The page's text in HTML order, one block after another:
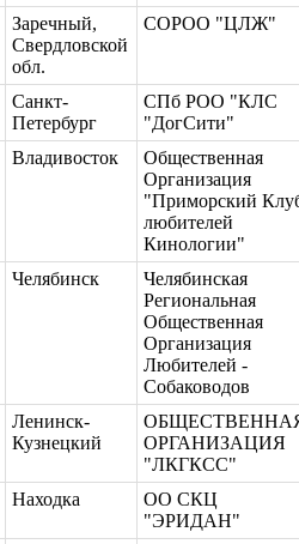
Заречный,
Свердловской
обл.
СОРОО "ЦЛЖ"
Санкт-
Петербург
СПб РОО "КЛС
"ДогСити"
Владивосток
Общественная
Организация
"Приморский
любителей
Кинологии"
Челябинск
Челябинская
Региональная
Общественная
Организация
Любителей -
Собаководов
Ленинск-
Кузнецкий
ОРГАНИЗАЦИЯ
"ЛКГКСС"
Находка
ОО СКЦ
"ЭРИДАН"